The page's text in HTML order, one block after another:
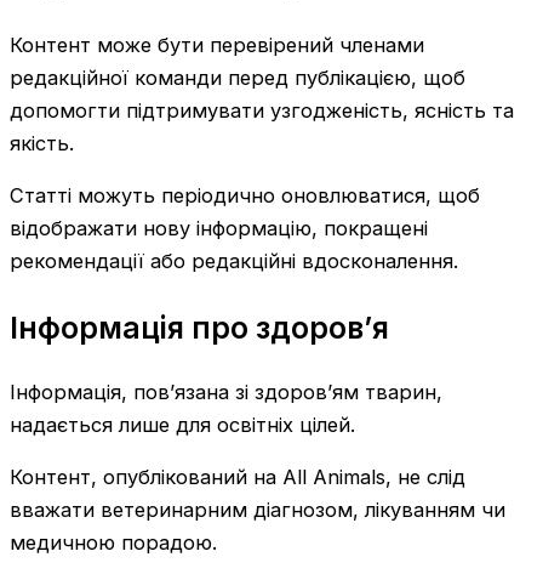
Контент може бути перевірений членами
редакційної команди перед публікацією, щоб
допомогти підтримувати узгодженість, ясність та
якість.
Статті можуть періодично оновлюватися, щоб
відображати нову інформацію, покращені
рекомендації або редакційні вдосконалення.
Інформація про здоров’я
Інформація, пов’язана зі здоров’ям тварин,
надається лише для освітніх цілей.
Контент, опублікований на All Animals, не слід
вважати ветеринарним діагнозом, лікуванням чи
медичною порадою.